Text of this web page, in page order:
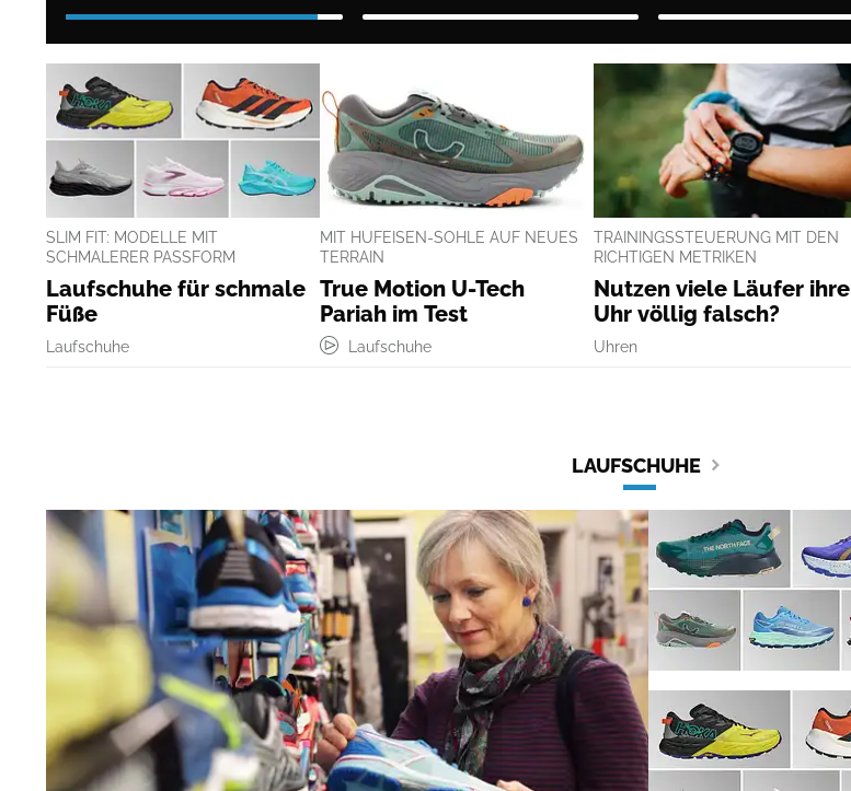
SLIM FIT: MODELLE MIT
SCHMALERER PASSFORM
Laufschuhe für schmale
Füße
Laufschuhe
MIT HUFEISEN-SOHLE AUF NEUES
TERRAIN
True Motion U-Tech
Pariah im Test
Laufschuhe
TRAININGSSTEUERUNG MIT DEN
RICHTIGEN METRIKEN
Nutzen viele Läufer ihre
Uhr völlig falsch?
Uhren
LAUFSCHUHE